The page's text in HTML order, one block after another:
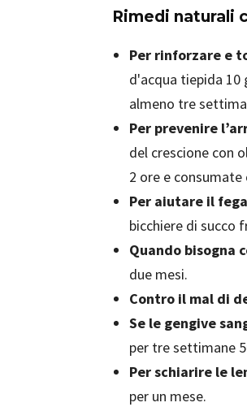
Rimedi naturali
Per rinforzare e
d'acqua tiepida
almeno tre
Per prevenire
del crescione con
2 ore e
Per aiutare il
bicchiere di succo
Quando bisogna
due mesi.
Contro il mal di
Se le gengive
per tre settimane
Per schiarire le
per un mese.